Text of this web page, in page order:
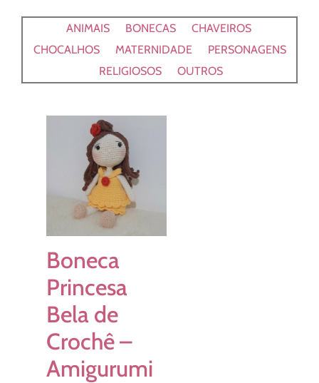
ANIMAIS BONECAS
CHAVEIROS
CHOCALHOS
MATERNIDADE
PERSONAGENS
RELIGIOSOS
OUTROS
Boneca
Princesa
Bela de
Crochê –
Amigurumi